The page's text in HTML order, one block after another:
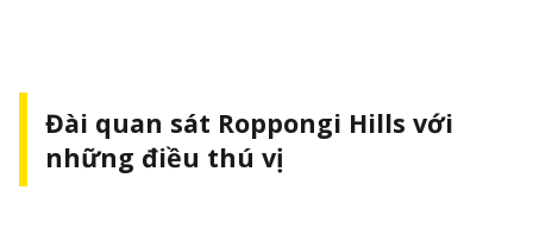
Đài quan sát Roppongi Hills với
những điều thú vị